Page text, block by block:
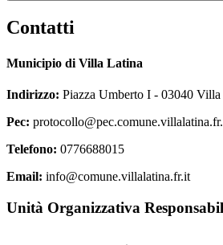
Contatti
Municipio di Villa Latina
Indirizzo: Piazza Umberto I - 03040
Pec:
Telefono: 0776688015
Email: info@comune.villalatina.fr.it
Unità Organizzativa